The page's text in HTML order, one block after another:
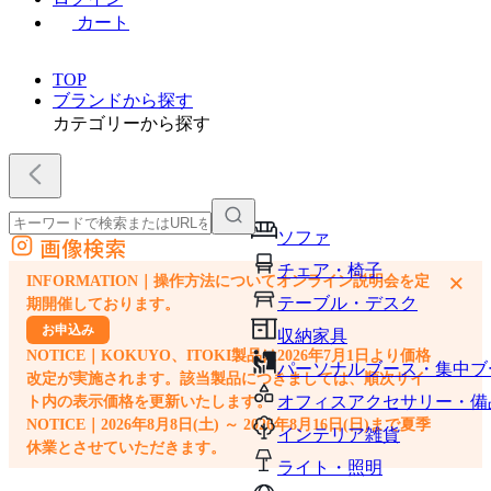
カート
TOP
ブランドから探す
カテゴリーから探す
ソファ
チェア・椅子
テーブル・デスク
収納家具
パーソナルブース・集中
オフィスアクセサリー・備
インテリア雑貨
ライト・照明
外部サイトの商品をカートに追加
他のサイトで見つけた商品ページのURLを貼り付けて、カートに追加できます
画像検索
INFORMATION｜操作方法についてオンライン説明会を定
期開催しております。
お申込み
NOTICE｜KOKUYO、ITOKI製品は2026年7月1日より価格
改定が実施されます。該当製品につきましては、順次サイ
ト内の表示価格を更新いたします。
NOTICE｜2026年8月8日(土) ～ 2026年8月16日(日)まで夏季
休業とさせていただきます。
×